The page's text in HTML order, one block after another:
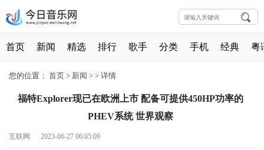
首页 新闻 精选 排行 歌手 分类 手机 经典 粤
您的位置： 首页 > 新闻 > > 详情
福特Explorer现已在欧洲上市 配备可提供450HP功率的
PHEV系统 世界观察
互联网 2023-06-27 06:05:09